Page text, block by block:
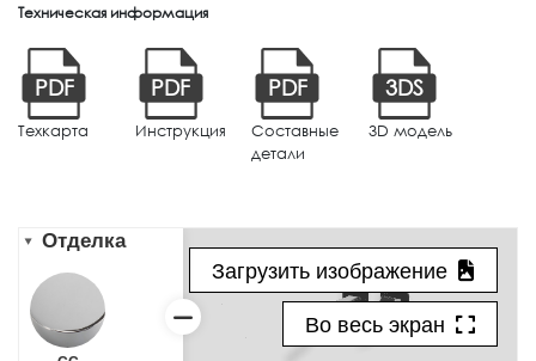
Техническая информация
PDF
Техкарта
PDF
Инструкция
PDF
Составные
детали
3DS
3D модель